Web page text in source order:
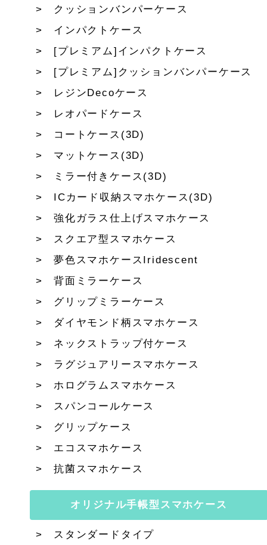
クッションバンパーケース
インパクトケース
[プレミアム]インパクトケース
[プレミアム]クッションバンパーケース
レジンDecoケース
レオパードケース
コートケース(3D)
マットケース(3D)
ミラー付きケース(3D)
ICカード収納スマホケース(3D)
強化ガラス仕上げスマホケース
スクエア型スマホケース
夢色スマホケースIridescent
背面ミラーケース
グリップミラーケース
ダイヤモンド柄スマホケース
ネックストラップ付ケース
ラグジュアリースマホケース
ホログラムスマホケース
スパンコールケース
グリップケース
エコスマホケース
抗菌スマホケース
オリジナル手帳型スマホケース
スタンダードタイプ